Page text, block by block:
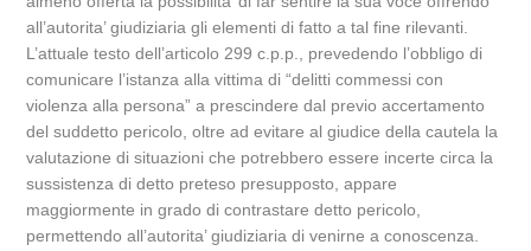
all’autorita’ giudiziaria gli elementi di fatto a tal fine rilevanti.
L’attuale testo dell’articolo 299 c.p.p., prevedendo l’obbligo di
comunicare l’istanza alla vittima di “delitti commessi con
violenza alla persona” a prescindere dal previo accertamento
del suddetto pericolo, oltre ad evitare al giudice della cautela la
valutazione di situazioni che potrebbero essere incerte circa la
sussistenza di detto preteso presupposto, appare
maggiormente in grado di contrastare detto pericolo,
permettendo all’autorita’ giudiziaria di venirne a conoscenza.